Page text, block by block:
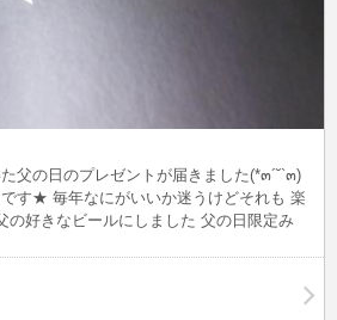
父の日のプレゼントが届きました(*๓´˘`๓)
す★ 毎年なにがいいか迷うけどそれも 楽
の好きなビールにしました 父の日限定み
チャットだったりしますが どうぞまた
しっぽふって喜びます(*´罒`*)❤